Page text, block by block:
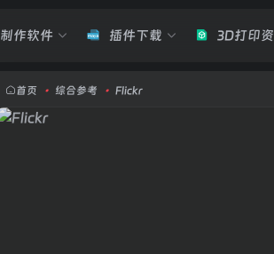
制作软件 插件下载 3D打印
首页 • 综合参考 • Flickr